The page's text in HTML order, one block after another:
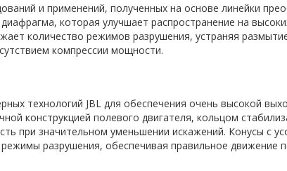
и применений, полученных на основе линейки
которая улучшает распространение на
количество режимов разрушения, устраняя
компрессии мощности.
технологий JBL для обеспечения очень высокой
конструкцией полевого двигателя, кольцом
при значительном уменьшении искажений. Конусы с
разрушения, обеспечивая правильное движение